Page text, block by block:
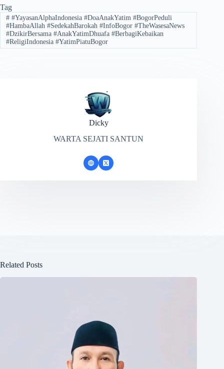
Tag
##YayasanAlphaIndonesia #DoaAnakYatim #BogorPeduli
#HambaAllah #SedekahBarokah #InfoBogor #TheWasesaNews
#DzikirBersama #AnakYatimDhuafa #BerbagiKebaikan
#ReligiIndonesia #YatimPiatuBogor
Dicky
WARTA SEJATI SANTUN
Related Posts